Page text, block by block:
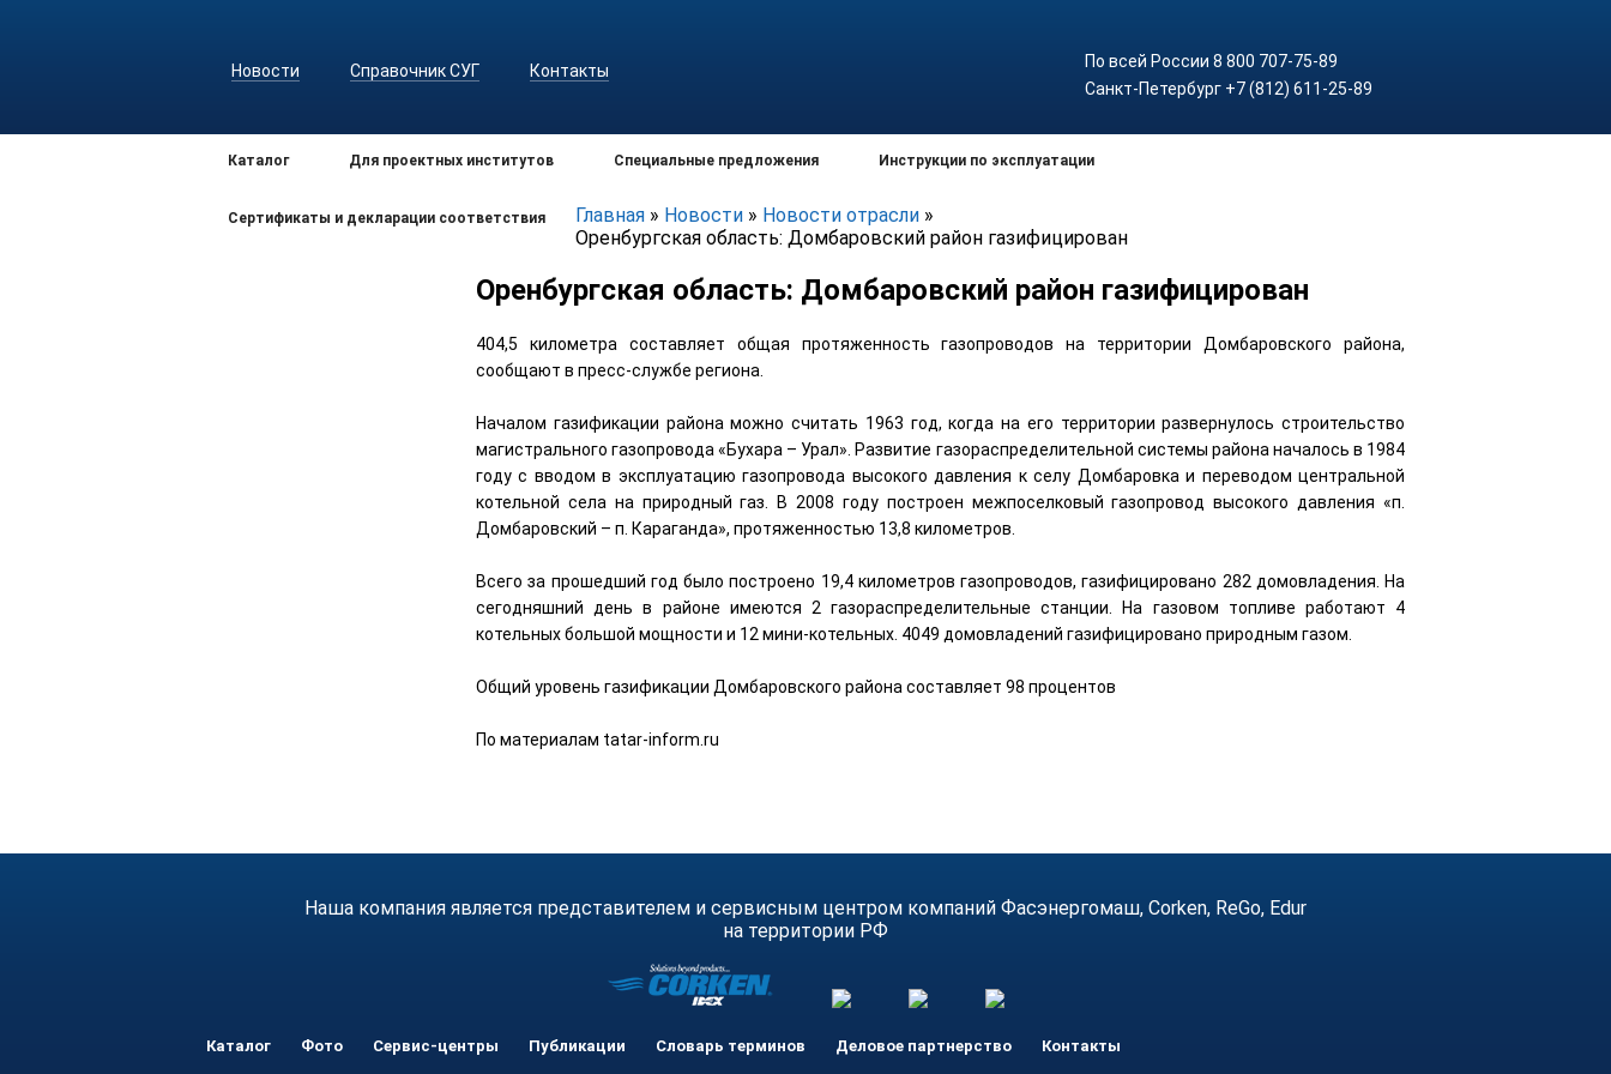
Новости Справочник СУГ Контакты
По всей России 8 800 707-75-89
Санкт-Петербург +7 (812) 611-25-89
Каталог Для проектных институтов Специальные предложения Инструкции по эксплуатации
Сертификаты и декларации соответствия Главная » Новости » Новости отрасли »
Оренбургская область: Домбаровский район газифицирован
Оренбургская область: Домбаровский район газифицирован
404,5 километра составляет общая протяженность газопроводов на территории Домбаровского района,
сообщают в пресс-службе региона.
Началом газификации района можно считать 1963 год, когда на его территории развернулось строительство
магистрального газопровода «Бухара – Урал». Развитие газораспределительной системы района началось в 1984
году с вводом в эксплуатацию газопровода высокого давления к селу Домбаровка и переводом центральной
котельной села на природный газ. В 2008 году построен межпоселковый газопровод высокого давления «п.
Домбаровский – п. Караганда», протяженностью 13,8 километров.
Всего за прошедший год было построено 19,4 километров газопроводов, газифицировано 282 домовладения. На
сегодняшний день в районе имеются 2 газораспределительные станции. На газовом топливе работают 4
котельных большой мощности и 12 мини-котельных. 4049 домовладений газифицировано природным газом.
Общий уровень газификации Домбаровского района составляет 98 процентов
По материалам tatar-inform.ru
Наша компания является представителем и сервисным центром компаний Фасэнергомаш, Corken, ReGo, Edur
на территории РФ
Каталог Фото Сервис-центры Публикации Словарь терминов Деловое партнерство Контакты